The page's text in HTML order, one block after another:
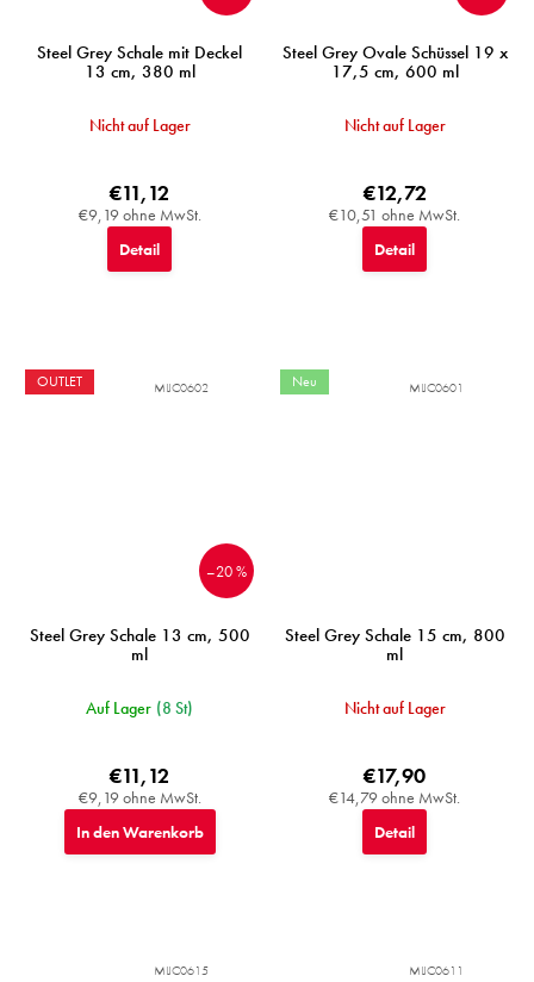
Steel Grey Schale mit Deckel
13 cm, 380 ml
Nicht auf Lager
€9,19 ohne MwSt.
€11,12
Detail
Steel Grey Ovale Schüssel 19 x
17,5 cm, 600 ml
Nicht auf Lager
€10,51 ohne MwSt.
€12,72
Detail
OUTLET
–20 %
Steel Grey Schale 13 cm, 500
ml
Auf Lager (8 St)
€9,19 ohne MwSt.
€11,12
In den Warenkorb
MIJC0602 Neu
Steel Grey Schale 15 cm, 800
ml
Nicht auf Lager
€14,79 ohne MwSt.
€17,90
Detail
MIJC0601
MIJC0615 MIJC0611